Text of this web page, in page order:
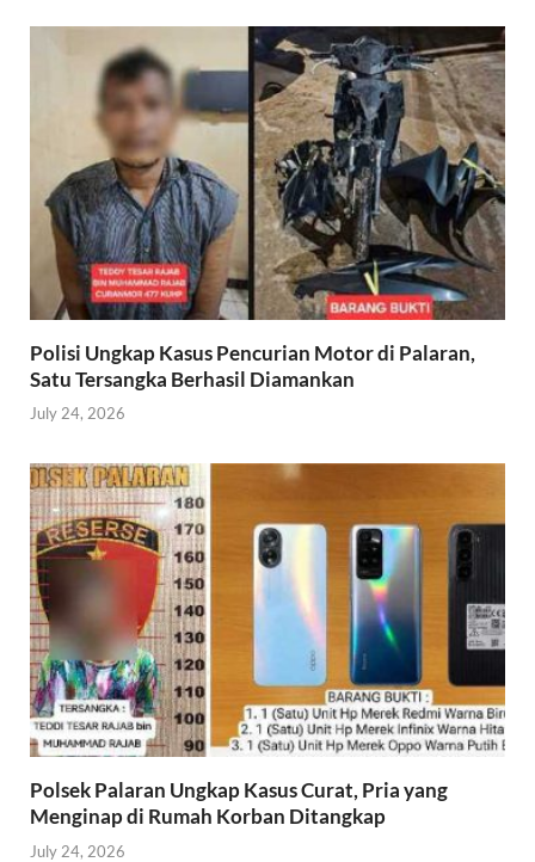
Polisi Ungkap Kasus Pencurian Motor di Palaran,
Satu Tersangka Berhasil Diamankan
July 24, 2026
Polsek Palaran Ungkap Kasus Curat, Pria yang
Menginap di Rumah Korban Ditangkap
July 24, 2026